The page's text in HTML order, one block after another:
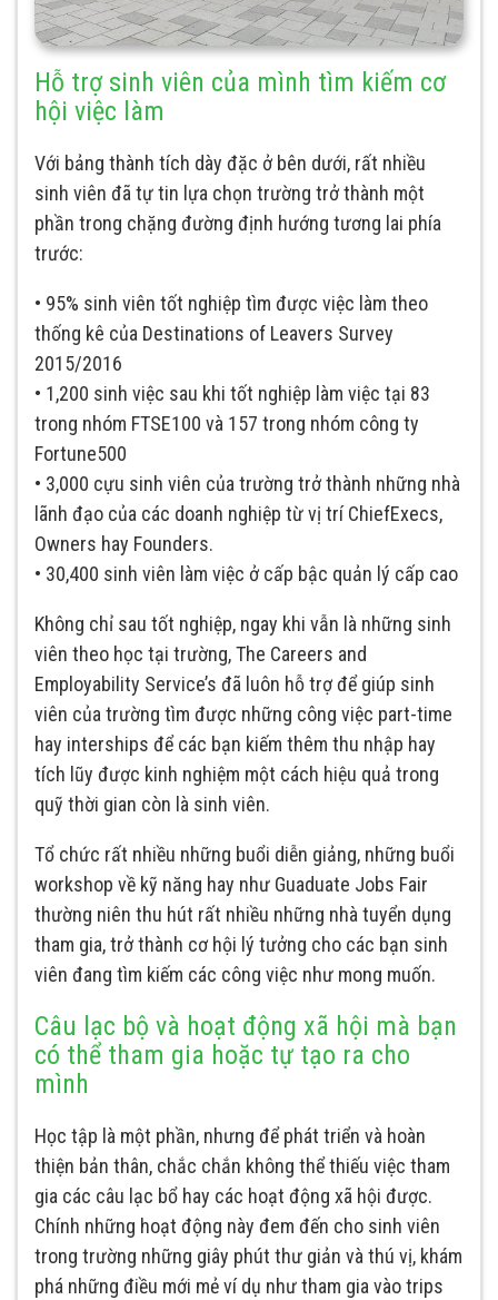
Hỗ trợ sinh viên của mình tìm kiếm cơ
hội việc làm
Với bảng thành tích dày đặc ở bên dưới, rất nhiều
sinh viên đã tự tin lựa chọn trường trở thành một
phần trong chặng đường định hướng tương lai phía
trước:
• 95% sinh viên tốt nghiệp tìm được việc làm theo
thống kê của Destinations of Leavers Survey
2015/2016
• 1,200 sinh việc sau khi tốt nghiệp làm việc tại 83
trong nhóm FTSE100 và 157 trong nhóm công ty
Fortune500
• 3,000 cựu sinh viên của trường trở thành những nhà
lãnh đạo của các doanh nghiệp từ vị trí ChiefExecs,
Owners hay Founders.
• 30,400 sinh viên làm việc ở cấp bậc quản lý cấp cao
Không chỉ sau tốt nghiệp, ngay khi vẫn là những sinh
viên theo học tại trường, The Careers and
Employability Service’s đã luôn hỗ trợ để giúp sinh
viên của trường tìm được những công việc part-time
hay interships để các bạn kiếm thêm thu nhập hay
tích lũy được kinh nghiệm một cách hiệu quả trong
quỹ thời gian còn là sinh viên.
Tổ chức rất nhiều những buổi diễn giảng, những buổi
workshop về kỹ năng hay như Guaduate Jobs Fair
thường niên thu hút rất nhiều những nhà tuyển dụng
tham gia, trở thành cơ hội lý tưởng cho các bạn sinh
viên đang tìm kiếm các công việc như mong muốn.
Câu lạc bộ và hoạt động xã hội mà bạn
có thể tham gia hoặc tự tạo ra cho
mình
Học tập là một phần, nhưng để phát triển và hoàn
thiện bản thân, chắc chắn không thể thiếu việc tham
gia các câu lạc bổ hay các hoạt động xã hội được.
Chính những hoạt động này đem đến cho sinh viên
trong trường những giây phút thư giản và thú vị, khám
phá những điều mới mẻ ví dụ như tham gia vào trips